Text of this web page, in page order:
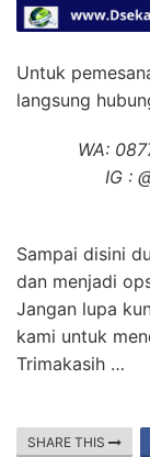
Untuk
langsung
WA:
IG :
Sampai disini
dan menjadi
Jangan lupa
kami untuk
Trimakasih …
SHARE THIS